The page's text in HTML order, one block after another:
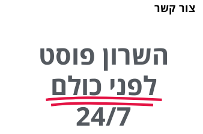
צור קשר
השרון פוסט
לפני כולם
24/7